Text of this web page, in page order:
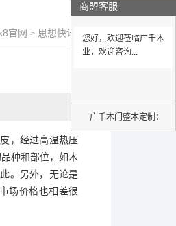
官网 > 思想快讯 >
，经过高温热压
种和部位，如木
。另外，无论是
场价格也相差很
商盟客服
您好，欢迎莅临广千木
业，欢迎咨询...
广千木门整木定制：